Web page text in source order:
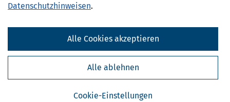
Datenschutzhinweisen.
Cookie-Einstellungen
Alle ablehnen
Alle Cookies akzeptieren
Steuertipps
Steuertipps Selbstständige
Geldtipps
Ja, ich möchte die kostenlosen Newsletter
von Steuertipps abonnieren. Die